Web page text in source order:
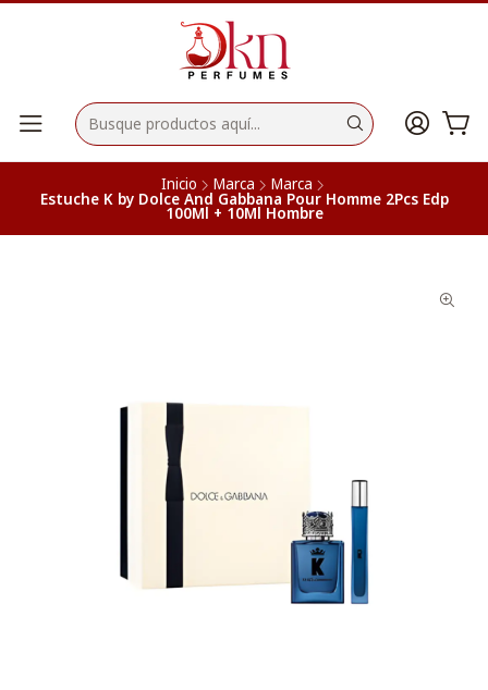
Inicio Marca Marca
Estuche K by Dolce And Gabbana Pour Homme 2Pcs Edp
100Ml + 10Ml Hombre